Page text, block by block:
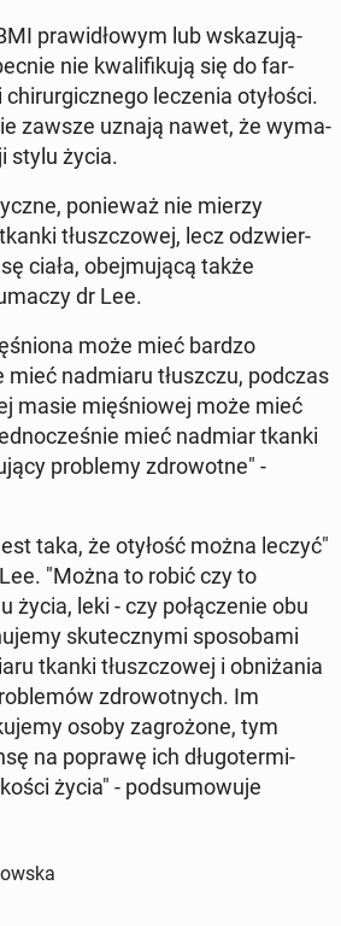
praw­idłowym lub wskazu­ją­
nie kwal­i­fiku­ją się do far­
leczenia otyłoś­ci.
zawsze uznają nawet, że wyma­
stylu życia.
ponieważ nie mierzy
tłuszc­zowej, lecz odzwier­
ciała, obe­j­mu­jącą także
dr Lee.
może mieć bardzo
mieć nad­mi­aru tłuszczu, podczas
masie mięśniowej może mieć
mieć nadmiar tkanki
prob­le­my zdrowotne" -
taka, że otyłość można leczyć"
"Można to robić czy to
życia, leki - czy połącze­nie obu
skuteczny­mi sposoba­mi
tkanki tłuszc­zowej i ob­niża­nia
zdrowot­nych. Im
osoby za­grożone, tym
na poprawę ich dłu­goter­mi­
życia" - pod­sumowu­je